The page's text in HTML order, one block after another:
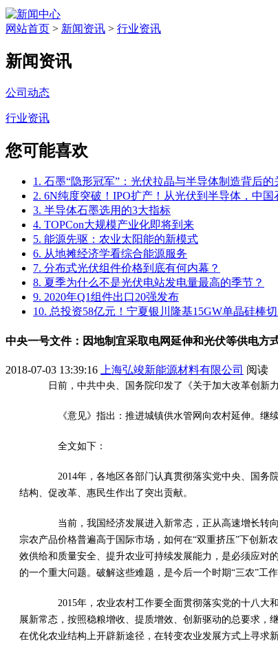
网站首页 > 新闻资讯 > 行业资讯
新闻资讯
公司动态
行业资讯
您可能喜欢
1. 石墨“隐形冠军”：光伏拉晶与半导体制造背后的
2. 6N纯度突破！IPO扩产！从光伏到半导体，中国
3. 半导体石墨选用的3大指标
4. TOPCon大规模产业化即将到来
5. 能源先驱：农业太阳能的新模式
6. 从地摊经济学看综合能源服务
7. 分布式光伏组件价格到底有何内幕？
8. 夏季为什么不是光伏电站发电量最高的季节？
9. 2020年Q1组件出口20强发布
10. 总投资58亿元！宁夏银川隆基15GW单晶硅棒
中央一号文件：因地制宜采取电网延伸和光伏等供电方
2018-07-03 13:39:16 上海弘竣新能源材料有限公司 阅读
日前，中共中央、国务院印发了《关于加大改革创新
《意见》指出：推进城镇供水管网向农村延伸。继续
全文如下：
2014年，各地区各部门认真贯彻落实党中央、国务院
结构、促改革、惠民生作出了突出贡献。
当前，我国经济发展进入新常态，正从高速增长转向
宗农产品价格普遍高于国际市场，如何在“双重挤压”下创
效供给和质量安全、提升农业可持续发展能力，是必须应对
的一个重大问题。破解这些难题，是今后一个时期“三农”工
2015年，农业农村工作要全面贯彻落实党的十八大和
展新常态，按照稳粮增收、提质增效、创新驱动的总要求，
在优化农业结构上开辟新途径，在转变农业发展方式上寻求